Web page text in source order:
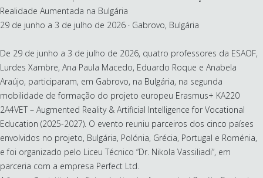
Realidade Aumentada na Bulgária
29 de junho a 3 de julho de 2026 · Gabrovo, Bulgária
De 29 de junho a 3 de julho de 2026, quatro professores da ESAOF,
Lurdes Xambre, Ana Paula Macedo, Eduardo Roque e Anabela
Araújo, participaram, em Gabrovo, na Bulgária, na segunda
mobilidade de formação do projeto europeu Erasmus+ KA220
2A4VET – Augmented Reality & Artificial Intelligence for Vocational
Education (2025-2027). O evento reuniu parceiros dos cinco países
envolvidos no projeto, Bulgária, Polónia, Grécia, Portugal e Roménia,
e foi organizado pelo Liceu Técnico “Dr. Nikola Vassiliadi”, em
parceria com a empresa Perfect Ltd.